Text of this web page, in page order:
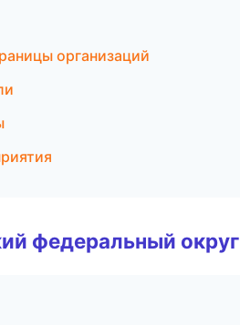
организаций
федеральный округ